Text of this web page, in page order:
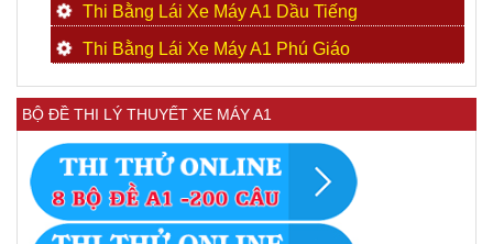
Thi Bằng Lái Xe Máy A1 Dầu Tiếng
Thi Bằng Lái Xe Máy A1 Phú Giáo
BỘ ĐỀ THI LÝ THUYẾT XE MÁY A1